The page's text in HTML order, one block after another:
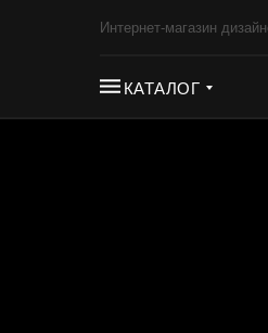
Интернет-магазин
КАТАЛОГ